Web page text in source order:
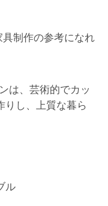
制作の参考になれ
は、芸術的でカッ
りし、上質な暮ら
ル